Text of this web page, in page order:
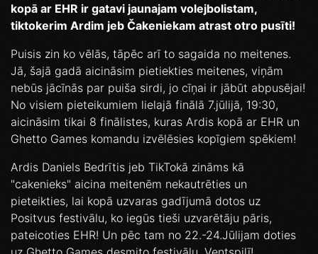
kopā ar EHR ir gatavi jaunajam volejbolistam,
tiktokerim Ardim jeb Čakeniekam atrast otro pusīti!
Puisis zin ko vēlās, tāpēc arī to sagaida no meitenes.
Jā, šajā gadā aicināsim pietiekties meitenes, viņām
nebūs jācīnās par puiša sirdi, jo cīņai ir jābūt abpusējai!
No visiem pieteikumiem lielajā finālā 7.jūlijā, 19:30,
aicināsim tikai 8 finālistes, kuras Ardis kopā ar EHR un
Ghetto Games komandu izvēlēsies kopīgiem spēkiem!
Ardis Daniels Bedrītis jeb TikTokā zināms kā
"cakenieks" aicina meitenēm nekautrēties un
pieteikties, lai kopā uzvaras gadījumā dotos uz
Positvus festivālu, ko iegūs tieši uzvarētāju pāris,
pateicoties EHR! Un pēc tam no 22.-24.Jūlijam doties